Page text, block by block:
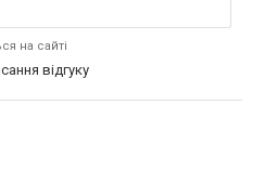
на сайті
відгуку